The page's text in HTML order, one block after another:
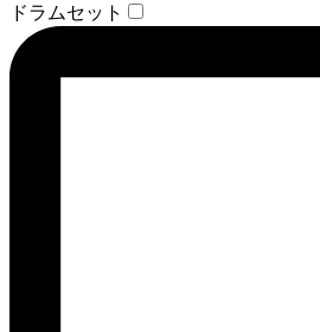
ドラムセット